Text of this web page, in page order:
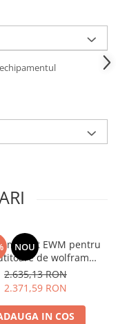
NOU
EWM pentru
de wolfram
ULTIMATIG
2.635,13 RON
2.371,59 RON
IN COS